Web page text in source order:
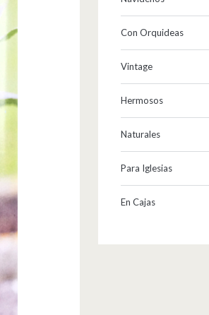
Con Orquideas
Vintage
Hermosos
Naturales
Para Iglesias
En Cajas